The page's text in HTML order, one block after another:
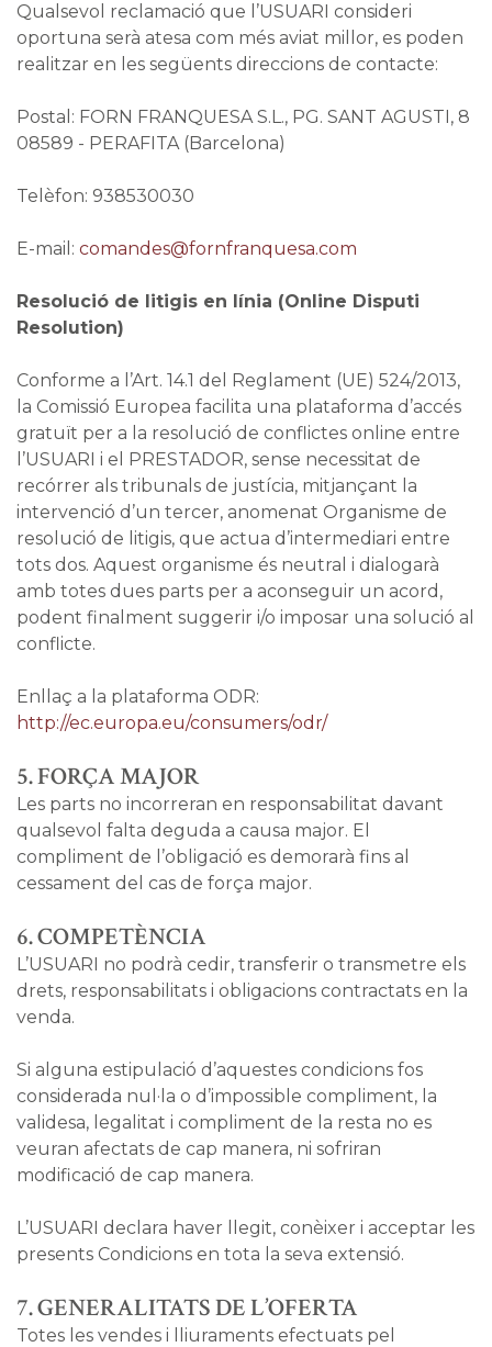
Qualsevol reclamació que l’USUARI consideri
oportuna serà atesa com més aviat millor, es poden
realitzar en les següents direccions de contacte:
Postal: FORN FRANQUESA S.L., PG. SANT AGUSTI, 8
08589 - PERAFITA (Barcelona)
Telèfon: 938530030
E-mail: comandes@fornfranquesa.com
Resolució de litigis en línia (Online Disputi
Resolution)
Conforme a l’Art. 14.1 del Reglament (UE) 524/2013,
la Comissió Europea facilita una plataforma d’accés
gratuït per a la resolució de conflictes online entre
l’USUARI i el PRESTADOR, sense necessitat de
recórrer als tribunals de justícia, mitjançant la
intervenció d’un tercer, anomenat Organisme de
resolució de litigis, que actua d’intermediari entre
tots dos. Aquest organisme és neutral i dialogarà
amb totes dues parts per a aconseguir un acord,
podent finalment suggerir i/o imposar una solució al
conflicte.
Enllaç a la plataforma ODR:
http://ec.europa.eu/consumers/odr/
5. FORÇA MAJOR
Les parts no incorreran en responsabilitat davant
qualsevol falta deguda a causa major. El
compliment de l’obligació es demorarà fins al
cessament del cas de força major.
6. COMPETÈNCIA
L’USUARI no podrà cedir, transferir o transmetre els
drets, responsabilitats i obligacions contractats en la
venda.
Si alguna estipulació d’aquestes condicions fos
considerada nul·la o d’impossible compliment, la
validesa, legalitat i compliment de la resta no es
veuran afectats de cap manera, ni sofriran
modificació de cap manera.
L’USUARI declara haver llegit, conèixer i acceptar les
presents Condicions en tota la seva extensió.
7. GENERALITATS DE L’OFERTA
Totes les vendes i lliuraments efectuats pel